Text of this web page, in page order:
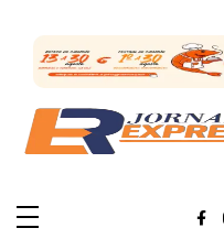
conteúdo